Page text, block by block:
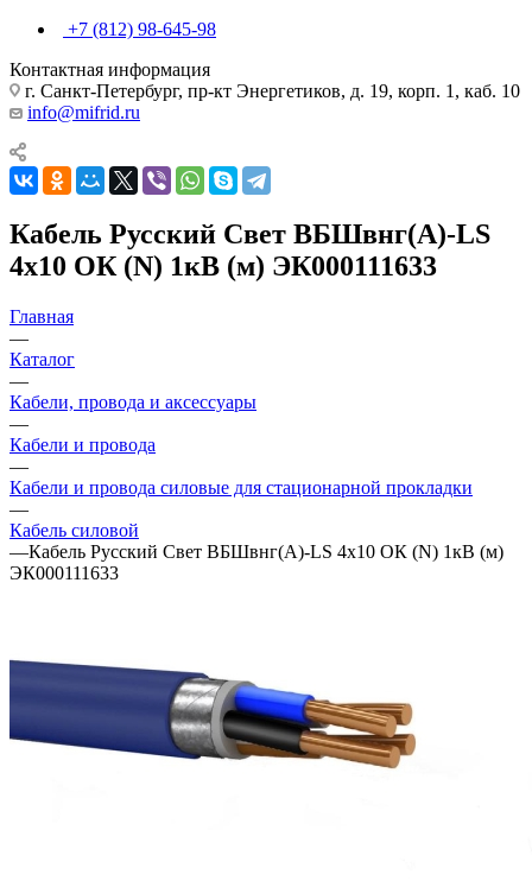
+7 (812) 98-645-98
Контактная информация
г. Санкт-Петербург, пр-кт Энергетиков, д. 19, корп. 1, каб. 10
info@mifrid.ru
Кабель Русский Свет ВБШвнг(А)-LS
4х10 ОК (N) 1кВ (м) ЭК000111633
Главная
—
Каталог
—
Кабели, провода и аксессуары
—
Кабели и провода
—
Кабели и провода силовые для стационарной прокладки
—
Кабель силовой
—Кабель Русский Свет ВБШвнг(А)-LS 4х10 ОК (N) 1кВ (м)
ЭК000111633